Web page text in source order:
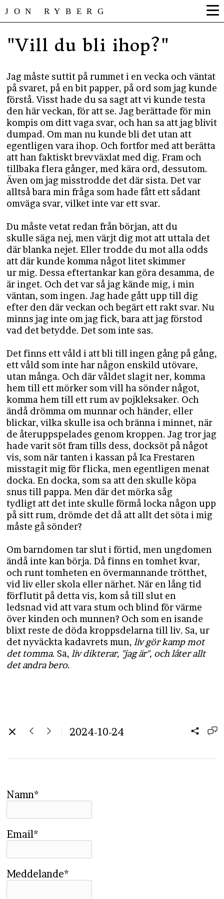
JON RYBERG
"Vill du bli ihop?"
Jag måste suttit på rummet i en vecka och väntat
på svaret, på en bit papper, på ord som jag kunde
förstå. Visst hade du sa sagt att vi kunde testa
den här veckan, för att se. Jag berättade för min
kompis om ditt vaga svar, och han sa att jag blivit
dumpad. Om man nu kunde bli det utan att
egentligen vara ihop. Och fortfor med att berätta
att han faktiskt brevväxlat med dig. Fram och
tillbaka flera gånger, med kära ord, dessutom.
Även om jag misstrodde det där sista. Det var
alltså bara min fråga som hade fått ett sådant
omväga svar, vilket inte var ett svar.
Du måste vetat redan från början, att du
skulle säga nej, men värjt dig mot att uttala det
där blanka nejet. Eller trodde du mot alla odds
att där kunde komma något litet skimmer
ur mig. Dessa eftertankar kan göra desamma, de
är inget. Och det var så jag kände mig, i min
väntan, som ingen. Jag hade gått upp till dig
efter den där veckan och begärt ett rakt svar. Nu
minns jag inte om jag fick, bara att jag förstod
vad det betydde. Det som inte sas.
Det finns ett våld i att bli till ingen gång på gång,
ett våld som inte har någon enskild utövare,
utan många. Och där våldet slagit ner, komma
hem till ett mörker som vill ha sönder något,
komma hem till ett rum av pojkleksaker. Och
ändå drömma om munnar och händer, eller
blickar, vilka skulle isa och bränna i minnet, när
de återuppspelades genom kroppen. Jag tror jag
hade varit söt fram tills dess, docksöt på något
vis, som när tanten i kassan på Ica Frestaren
misstagit mig för flicka, men egentligen menat
docka. En docka, som sa att den skulle köpa
snus till pappa. Men där det mörka såg
tydligt att det inte skulle förmå locka någon upp
på sitt rum, drömde det då att allt det söta i mig
måste gå sönder?
Om barndomen tar slut i förtid, men ungdomen
ändå inte kan börja. Då finns en tomhet kvar,
och runt tomheten en övermannande trötthet,
vid liv eller skola eller närhet. När en lång tid
förflutit på detta vis, kom så till slut en
ledsnad vid att vara stum och blind för värme
över kinden och munnen? Och som en isande
blixt reste de döda kroppsdelarna till liv. Sa, ur
det nyväckta kadavrets mun, liv gör kamp mot
det tomma. Sa, liv dikterar, "jag är", och låter allt
det andra bero.
2024-10-24
Namn*
Email*
Meddelande*